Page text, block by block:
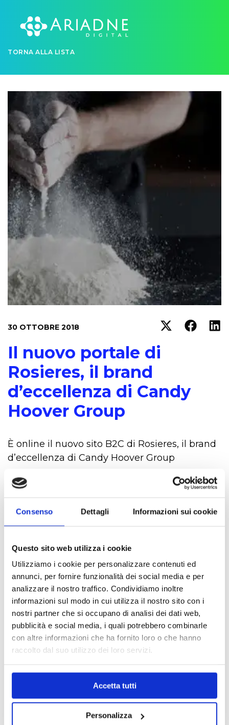
Consenso Dettagli Informazioni sui cookie
Questo sito web utilizza i cookie
Utilizziamo i cookie per personalizzare contenuti ed
annunci, per fornire funzionalità dei social media e per
analizzare il nostro traffico. Condividiamo inoltre
informazioni sul modo in cui utilizza il nostro sito con i
nostri partner che si occupano di analisi dei dati web,
pubblicità e social media, i quali potrebbero combinarle
con altre informazioni che ha fornito loro o che hanno
raccolto dal suo utilizzo dei loro servizi.
Accetta tutti
Personalizza
TORNA ALLA LISTA
30 OTTOBRE 2018
Il nuovo portale di
Rosieres, il brand
d’eccellenza di Candy
Hoover Group
È online il nuovo sito B2C di Rosieres, il brand
d’eccellenza di Candy Hoover Group
È online di nuovo
di Rosieres,
anni di storia, che si caratterizza per la grande
attenzione alla qualità dei materiali e dei
design di pregio.
Il portale, sviluppato da Ariadne Digital su
Liferay, è stato progettato per essere in grado
di integrare in modo funzionale il catalogo
all’interno del portale, dando grande spazio ai
prodotti e facilità d’accesso alle informazioni.
Il catalogo è sincronizzato con le informazioni
Management) recependone ogni modifica. Il
sito è stato realizzato in modo da poter essere
funzionale e flessibile per facilitare
l’inserimento dei contenuti di business e il